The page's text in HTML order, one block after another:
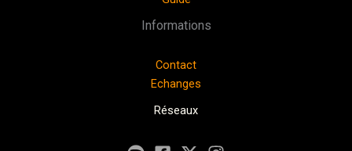
Informations
Contact
Echanges
Réseaux